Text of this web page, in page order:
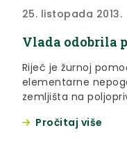
25. listopada 2013.
Vlada odobrila
Riječ je žurnoj
elementarne
zemljišta na
sanaciju stambeno
Pročitaj više